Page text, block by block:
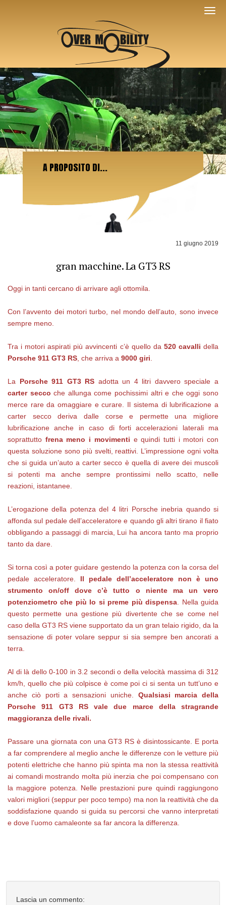
A PROPOSITO DI...
11 giugno 2019
gran macchine. La GT3 RS
Oggi in tanti cercano di arrivare agli ottomila.
Con l’avvento dei motori turbo, nel mondo dell’auto, sono invece
sempre meno.
Tra i motori aspirati più avvincenti c’è quello da520 cavalli della
Porsche 911 GT3 RS, che arriva a 9000 giri.
La Porsche 911 GT3 RS adotta un 4 litri davvero speciale a
carter secco che allunga come pochissimi altri e che oggi sono
merce rare da omaggiare e curare. Il sistema di lubrificazione a
carter secco deriva dalle corse e permette una migliore
lubrificazione anche in caso di forti accelerazioni laterali ma
soprattutto frena meno i movimenti e quindi tutti i motori con
questa soluzione sono più svelti, reattivi. L’impressione ogni volta
che si guida un’auto a carter secco è quella di avere dei muscoli
si potenti ma anche sempre prontissimi nello scatto, nelle
reazioni, istantanee.
L’erogazione della potenza del 4 litri Porsche inebria quando si
affonda sul pedale dell’acceleratore e quando gli altri tirano il fiato
obbligando a passaggi di marcia, Lui ha ancora tanto ma proprio
tanto da dare.
Si torna così a poter guidare gestendo la potenza con la corsa del
pedale acceleratore. Il pedale dell’acceleratore non è uno
strumento on/off dove c’è tutto o niente ma un vero
potenziometro che più lo si preme più dispensa. Nella guida
questo permette una gestione più divertente che se come nel
caso della GT3 RS viene supportato da un gran telaio rigido, da la
sensazione di poter volare seppur si sia sempre ben ancorati a
terra.
Al di là dello 0-100 in 3.2 secondi o della velocità massima di 312
km/h, quello che più colpisce è come poi ci si senta un tutt’uno e
anche ciò porti a sensazioni uniche. Qualsiasi marcia della
Porsche 911 GT3 RS vale due marce della stragrande
maggioranza delle rivali.
Passare una giornata con una GT3 RS è disintossicante. E porta
a far comprendere al meglio anche le differenze con le vetture più
potenti elettriche che hanno più spinta ma non la stessa reattività
ai comandi mostrando molta più inerzia che poi compensano con
la maggiore potenza. Nelle prestazioni pure quindi raggiungono
valori migliori (seppur per poco tempo) ma non la reattività che da
soddisfazione quando si guida su percorsi che vanno interpretati
e dove l’uomo camaleonte sa far ancora la differenza.
Lascia un commento: